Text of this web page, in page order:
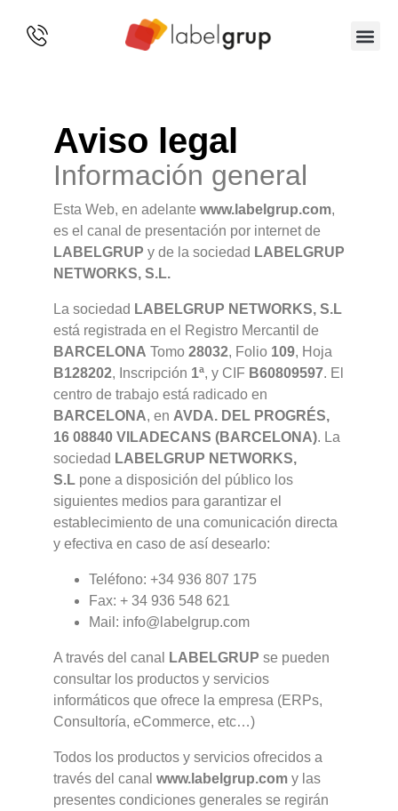
Aviso legal
Información general
Esta Web, en adelante www.labelgrup.com,
es el canal de presentación por internet de
LABELGRUP y de la sociedad LABELGRUP
NETWORKS, S.L.
La sociedad LABELGRUP NETWORKS, S.L
está registrada en el Registro Mercantil de
BARCELONA Tomo 28032, Folio 109, Hoja
B128202, Inscripción 1ª, y CIF B60809597. El
centro de trabajo está radicado en
BARCELONA, en AVDA. DEL PROGRÉS,
16 08840 VILADECANS (BARCELONA). La
sociedad LABELGRUP NETWORKS,
S.L pone a disposición del público los
siguientes medios para garantizar el
establecimiento de una comunicación directa
y efectiva en caso de así desearlo:
Teléfono: +34 936 807 175
Fax: + 34 936 548 621
Mail: info@labelgrup.com
A través del canal LABELGRUP se pueden
consultar los productos y servicios
informáticos que ofrece la empresa (ERPs,
Consultoría, eCommerce, etc…)
Todos los productos y servicios ofrecidos a
través del canal www.labelgrup.com y las
presentes condiciones generales se regirán